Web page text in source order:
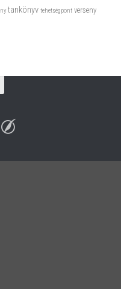
tankönyv tehetségpont verseny